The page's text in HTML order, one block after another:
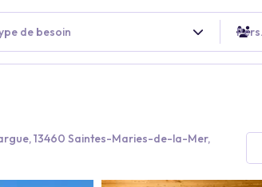
de besoin Pers.
13460 Saintes-Maries-de-la-Mer,